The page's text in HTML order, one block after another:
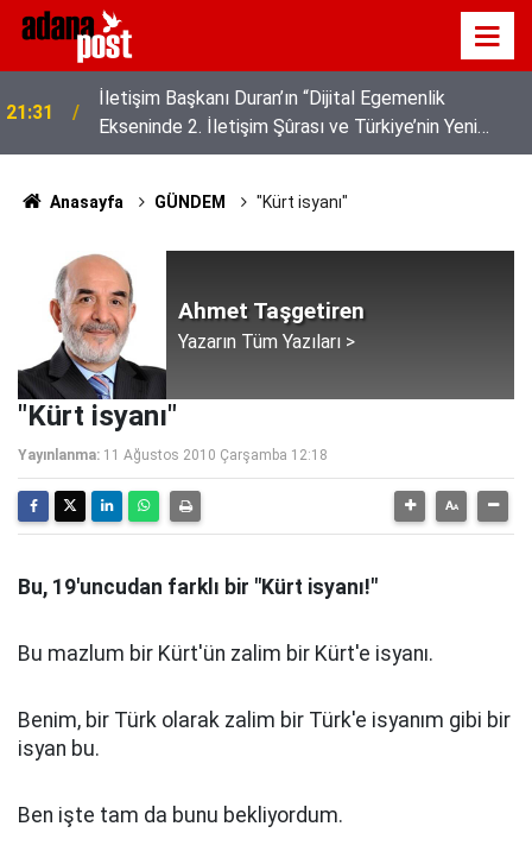
21:31
İletişim Başkanı Duran’ın “Dijital Egemenlik
Ekseninde 2. İletişim Şûrası ve Türkiye’nin Yeni
İletişim Vizyonu” başlıklı makales
Anasayfa GÜNDEM "Kürt isyanı"
Ahmet Taşgetiren
Yazarın Tüm Yazıları >
"Kürt isyanı"
Yayınlanma: 11 Ağustos 2010 Çarşamba 12:18
Bu, 19'uncudan farklı bir "Kürt isyanı!"
Bu mazlum bir Kürt'ün zalim bir Kürt'e isyanı.
Benim, bir Türk olarak zalim bir Türk'e isyanım gibi bir
isyan bu.
Ben işte tam da bunu bekliyordum.